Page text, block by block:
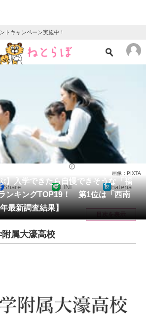
トキャンペーン実施中！
クイズ
地域
教育・育児
リサーチ
合ページ
す
選べる
】入学できたら自慢できそうな「福
ンキングTOP19！ 第1位は「西南
最新調査結果】
画像：PIXTA
Share LINE hatena
目次を表示
属大濠高校